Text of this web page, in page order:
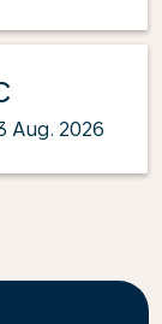
Aug. 2026